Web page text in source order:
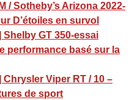
/ Sotheby’s Arizona 2022-
D’étoiles en survol
GT 350-essai
performance basé sur la
Viper RT / 10 –
de sport